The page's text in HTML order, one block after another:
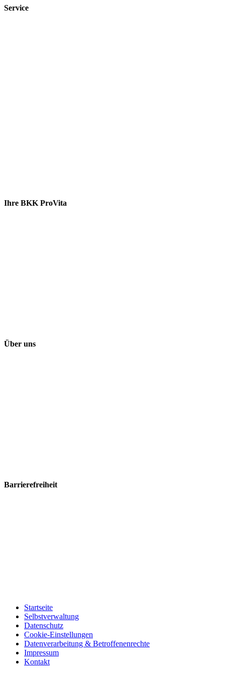
Service
Ihre BKK ProVita
Über uns
Barrierefreiheit
Startseite
Selbstverwaltung
Datenschutz
Cookie-Einstellungen
Datenverarbeitung & Betroffenenrechte
Impressum
Kontakt